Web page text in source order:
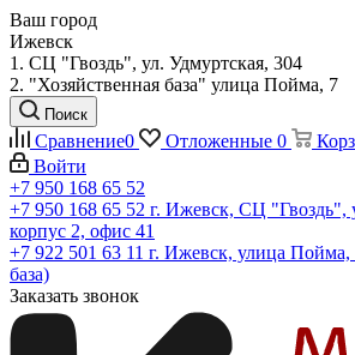
Ваш город
Ижевск
1. СЦ "Гвоздь", ул. Удмуртская, 304
2. "Хозяйственная база" улица Пойма, 7
Поиск
Сравнение0 Отложенные 0
Войти
+7 950 168 65 52
+7 950 168 65 52 г. Ижевск, СЦ "Гвоздь",
корпус 2, офис 41
+7 922 501 63 11 г. Ижевск, улица Пойма,
база)
Заказать звонок